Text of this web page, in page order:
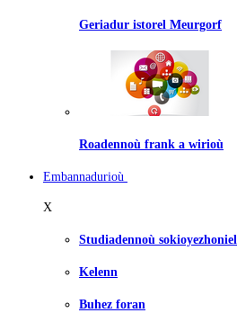
Geriadur istorel Meurgorf
Roadennoù frank a wirioù
Embannadurioù
X
Studiadennoù sokioyezhoniel
Kelenn
Buhez foran